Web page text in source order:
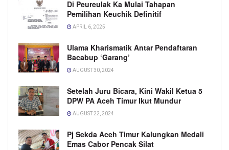
Di Peureulak Ka Mulai Tahapan
Pemilihan Keuchik Definitif
APRIL 6, 2025
Ulama Kharismatik Antar Pendaftaran
Bacabup ‘Garang’
AUGUST 30, 2024
Setelah Juru Bicara, Kini Wakil Ketua 5
DPW PA Aceh Timur Ikut Mundur
AUGUST 22, 2024
Pj Sekda Aceh Timur Kalungkan Medali
Emas Cabor Pencak Silat